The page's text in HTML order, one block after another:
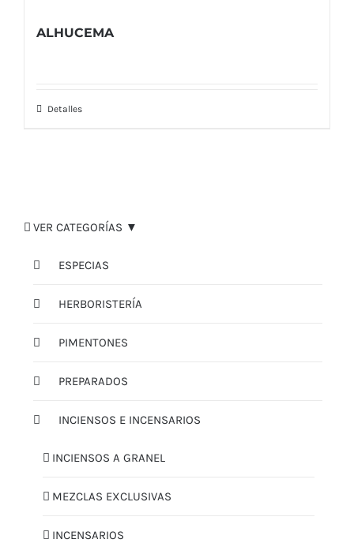
ALHUCEMA
Detalles
VER CATEGORÍAS ▼
ESPECIAS
HERBORISTERÍA
PIMENTONES
PREPARADOS
INCIENSOS E INCENSARIOS
INCIENSOS A GRANEL
MEZCLAS EXCLUSIVAS
INCENSARIOS